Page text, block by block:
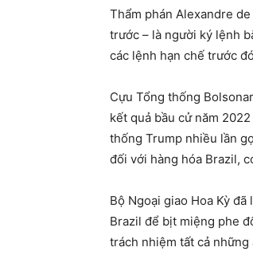
Thẩm phán Alexandre
trước – là người ký lệnh
các lệnh hạn chế trước
Cựu Tổng thống
kết quả bầu cử năm
thống Trump nhiều lần
đối với hàng hóa Brazil,
Bộ Ngoại giao Hoa Kỳ
Brazil để bịt miệng phe
trách nhiệm tất cả